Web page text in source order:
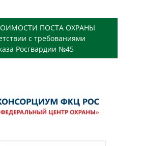
ПОСТА ОХРАНЫ
с требованиями
Росгвардии №45